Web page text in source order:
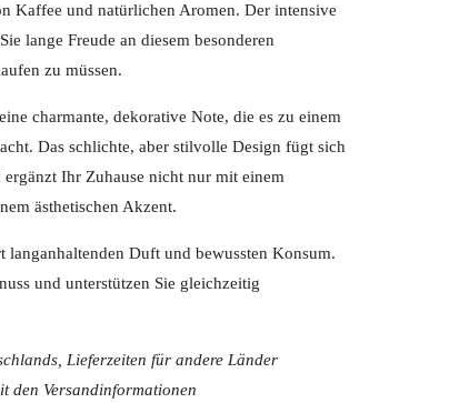
Kaffee und natürlichen Aromen. Der intensive
lange Freude an diesem besonderen
zu müssen.
charmante, dekorative Note, die es zu einem
Das schlichte, aber stilvolle Design fügt sich
Ihr Zuhause nicht nur mit einem
ästhetischen Akzent.
Duft und bewussten Konsum.
und unterstützen Sie gleichzeitig
Lieferzeiten für andere Länder
den Versandinformationen